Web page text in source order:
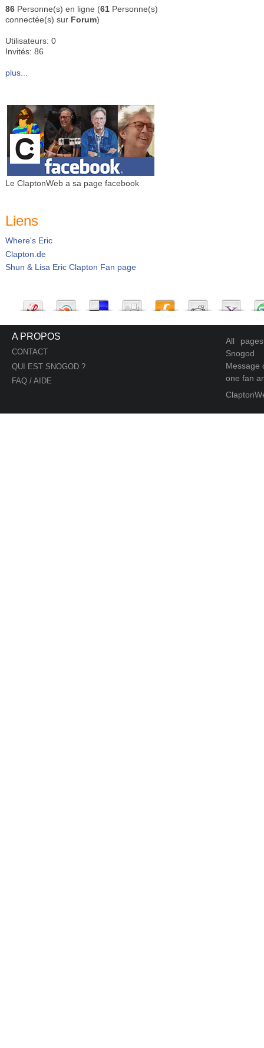
86 Personne(s) en ligne (61 Personne(s)
connectée(s) sur Forum)
Utilisateurs: 0
Invités: 86
plus...
Le ClaptonWeb a sa page facebook
Liens
Where's Eric
Clapton.de
Shun & Lisa Eric Clapton Fan page
A PROPOS
CONTACT
QUI EST SNOGOD ?
FAQ / AIDE
All
Snogod
Message
one fan